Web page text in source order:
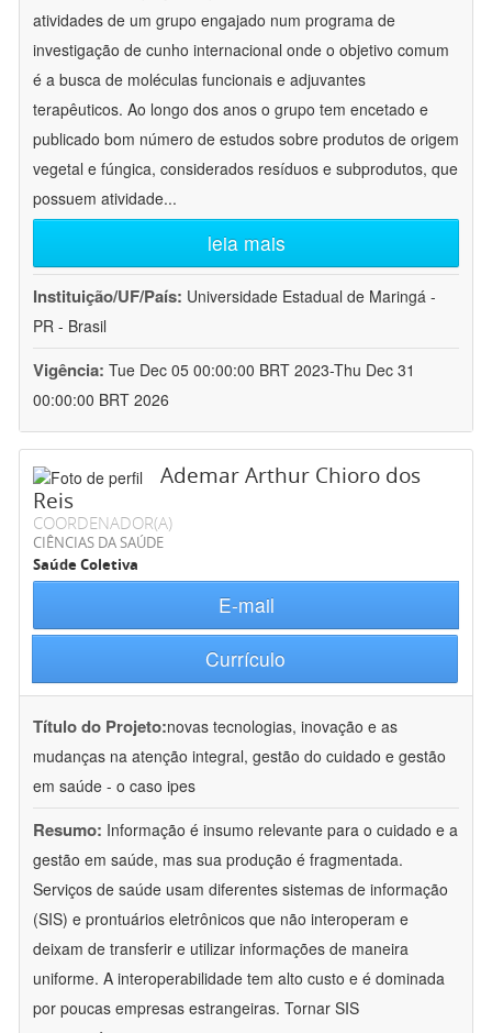
atividades de um grupo engajado num programa de
investigação de cunho internacional onde o objetivo comum
é a busca de moléculas funcionais e adjuvantes
terapêuticos. Ao longo dos anos o grupo tem encetado e
publicado bom número de estudos sobre produtos de origem
vegetal e fúngica, considerados resíduos e subprodutos, que
possuem atividade...
leia mais
Instituição/UF/País: Universidade Estadual de Maringá -
PR - Brasil
Vigência: Tue Dec 05 00:00:00 BRT 2023-Thu Dec 31
00:00:00 BRT 2026
Ademar Arthur Chioro dos
Reis
COORDENADOR(A)
CIÊNCIAS DA SAÚDE
Saúde Coletiva
E-mail
Currículo
Título do Projeto:novas tecnologias, inovação e as
mudanças na atenção integral, gestão do cuidado e gestão
em saúde - o caso ipes
Resumo: Informação é insumo relevante para o cuidado e a
gestão em saúde, mas sua produção é fragmentada.
Serviços de saúde usam diferentes sistemas de informação
(SIS) e prontuários eletrônicos que não interoperam e
deixam de transferir e utilizar informações de maneira
uniforme. A interoperabilidade tem alto custo e é dominada
por poucas empresas estrangeiras. Tornar SIS